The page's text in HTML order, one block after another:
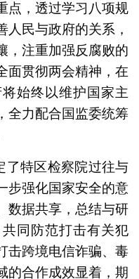
点，透过学习八项规
人民与政府的关系，
，注重加强反腐败的
面贯彻两会精神，在
始终以维护国家主
全力配合国监委统筹
了特区检察院过往与
步强化国家安全的意
数据共享，总结与研
同防范打击有关犯
击跨境电信诈骗、毒
的合作成效显着，期